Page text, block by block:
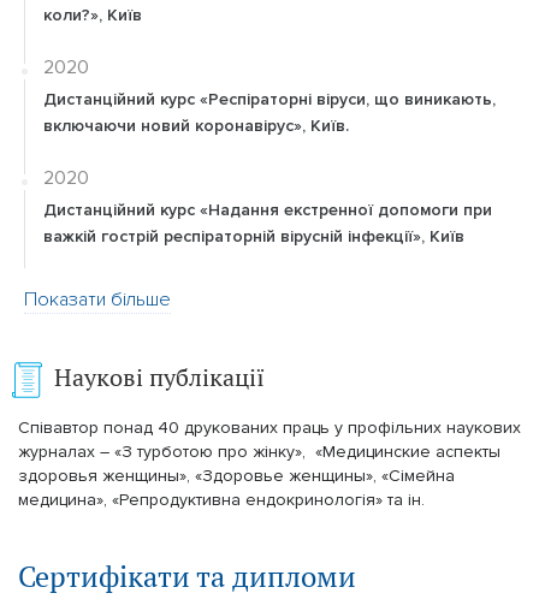
коли?», Київ
2020
Дистанційний курс «Респіраторні віруси, що виникають,
включаючи новий коронавірус», Київ.
2020
Дистанційний курс «Надання екстренної допомоги при
важкій гострій респіраторній вірусній інфекції», Київ
Показати більше
Наукові публікації
Співавтор понад 40 друкованих праць у профільних наукових
журналах – «З турботою про жiнку», «Медицинские аспекты
здоровья женщины», «Здоровье женщины», «Сімейна
медицина», «Репродуктивна ендокринологія» та ін.
Сертифікати та дипломи